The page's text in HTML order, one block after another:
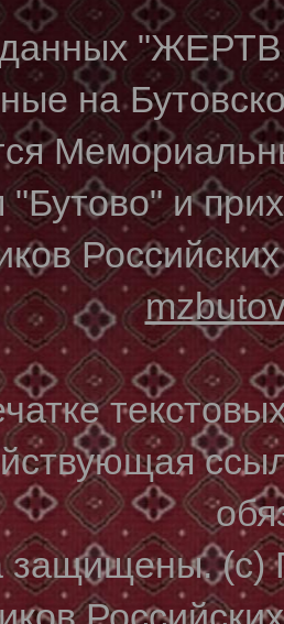
данных
на
"Бутово" и
защищены. (с)